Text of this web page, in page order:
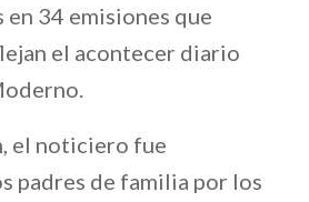
34 emisiones que
el acontecer diario
el noticiero fue
padres de familia por los